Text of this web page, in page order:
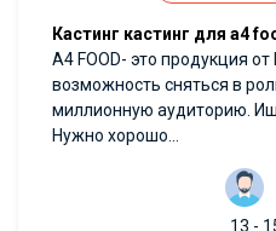
Кастинг кастинг для а4
А4 FOOD- это продукция
возможность сняться в
миллионную аудиторию.
Нужно хорошо...
13 -